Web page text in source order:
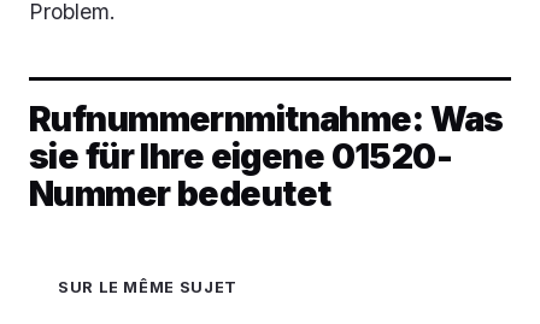
Problem.
Rufnummernmitnahme: Was
sie für Ihre eigene 01520-
Nummer bedeutet
SUR LE MÊME SUJET